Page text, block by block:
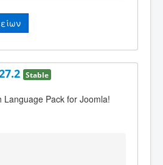
Stable
Language Pack for Joomla!